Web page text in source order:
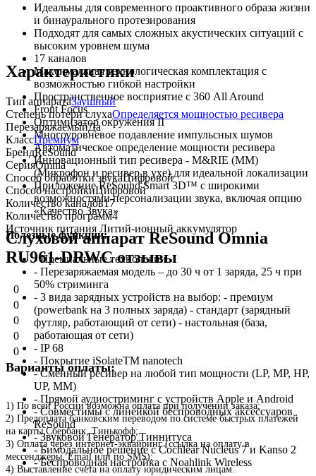
Идеальны для современного проактивного образа жизни
и бинаурального протезирования
Подходят для самых сложных акустических ситуаций с
высоким уровнем шума
17 каналов
Максимальная технологическая комплектация с
возможностью гибкой настройки
Пространственное восприятие с 360 All Around
Front Focus
Оптимизатор окружения II
Многоуровневое подавление импульсных шумов
Автоматическое определение мощности ресивера
Инновационный тип ресивера - M&RIE (MM)
(Микрофон и ресивер в ухе) для идеальной локализации
Приложение ReSound Smart 3D™ с широкими
возможностями персонализации звука, включая опцию
«Качество Звука»
Полезные функции:
- Премиальные технологии
- Перезаряжаемая модель – до 30 ч от 1 заряда, 25 ч при
50% стриминга
- 3 вида зарядных устройств на выбор: - премиум
(powerbank на 3 полных заряда) - стандарт (зарядный
футляр, работающий от сети) - настольная (база,
работающая от сети)
- IP 68
- Покрытие iSolateTM nanotech
- Сменный ресивер на любой тип мощности (LP, MP, HP,
UP, MM)
- Прямой аудиостриминг с устройств Apple и Android
- Совместимы с линейкой беспроводных аксессуаров
ReSound
- Звуковой Генератор Тиннитуса
- Бимодальное решение с Cochlear Nucleus 7 и Kanso 2
- Беспроводная настройка с Noahlink Wireless
Характеристики
Тип аппаратаЗаушный
Степень потери слухаОпределяется мощностью ресивера
ПерезаряжаемыйДа
КлассПремиум
БрендReSound
СерияOmnia
Способ обработки звукаЦифровой
Способ настройкиЦифровой
Количество каналов17
Количество программ4
Источник питания Литий-ионный аккумулятор
Слуховой аппарат ReSound Omnia
RU961-DRWC отзывы
0
0
0
0
0
Варианты оплаты:
1) По всей России возможна оплата при получении заказа;
2) Предоплата банковским переводом по системе быстрых платежей
на карты Сбербанк, Тинькофф;
3) Оплата через интернет-эквайринг (ссылка на оплату в
мессенджеры, Email или по SMS);
4) Выставление счета на оплату юридическим лицам.